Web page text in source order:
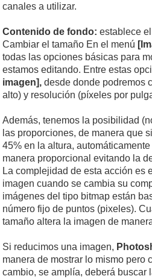
canales a utilizar.
Contenido de fondo: establece
Cambiar el tamaño En el menú
todas las opciones básicas para
estamos editando. Entre estas
imagen], desde donde podremos
alto) y resolución (píxeles por
Además, tenemos la posibilidad
las proporciones, de manera que
45% en la altura,
manera proporcional evitando la
La complejidad de esta acción es
imagen cuando se cambia su
imágenes del tipo bitmap están
número fijo de puntos (pixeles).
tamaño altera la imagen de
Si reducimos una imagen,
manera de mostrar lo mismo pero
cambio, se amplía, deberá buscar